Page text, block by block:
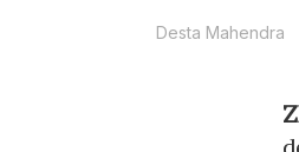
Desta Mahendra